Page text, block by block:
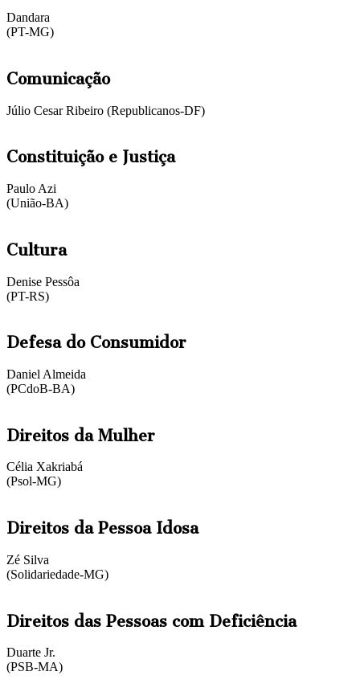
Dandara
(PT-MG)
Comunicação
Júlio Cesar Ribeiro (Republicanos-DF)
Constituição e Justiça
Paulo Azi
(União-BA)
Cultura
Denise Pessôa
(PT-RS)
Defesa do Consumidor
Daniel Almeida
(PCdoB-BA)
Direitos da Mulher
Célia Xakriabá
(Psol-MG)
Direitos da Pessoa Idosa
Zé Silva
(Solidariedade-MG)
Direitos das Pessoas com Deficiência
Duarte Jr.
(PSB-MA)